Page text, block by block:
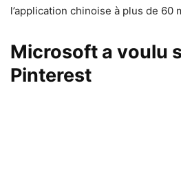
l’application chinoise à plus de 60
Microsoft a voulu
Pinterest